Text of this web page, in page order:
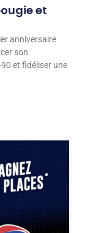
et
anniversaire
son
et fidéliser une